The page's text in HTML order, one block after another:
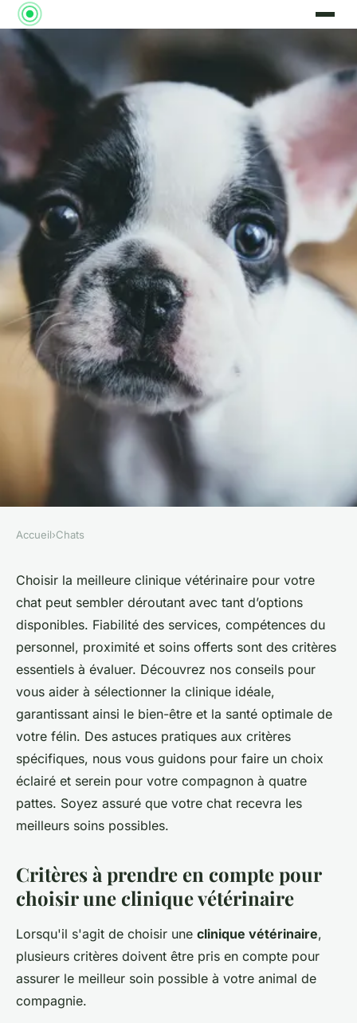
Comment choisir la meilleure
clinique vétérinaire pour votre
chat
admin•17 octobre 2024•6 min de lecture
Accueil›Chats
Choisir la meilleure clinique vétérinaire pour votre
chat peut sembler déroutant avec tant d’options
disponibles. Fiabilité des services, compétences du
personnel, proximité et soins offerts sont des critères
essentiels à évaluer. Découvrez nos conseils pour
vous aider à sélectionner la clinique idéale,
garantissant ainsi le bien-être et la santé optimale de
votre félin. Des astuces pratiques aux critères
spécifiques, nous vous guidons pour faire un choix
éclairé et serein pour votre compagnon à quatre
pattes. Soyez assuré que votre chat recevra les
meilleurs soins possibles.
Critères à prendre en compte pour
choisir une clinique vétérinaire
Lorsqu'il s'agit de choisir une clinique vétérinaire,
plusieurs critères doivent être pris en compte pour
assurer le meilleur soin possible à votre animal de
compagnie.